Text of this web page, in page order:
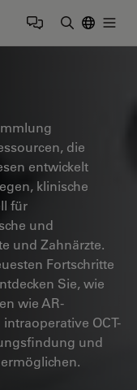
die
entwickelt
klinische
für
und
und Zahnärzte.
Fortschritte
Sie, wie
wie AR-
OCT-
und